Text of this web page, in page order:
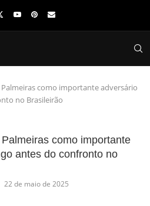
Palmeiras como importante adversário
no Brasileirão
como importante
antes do confronto no
22 de maio de 2025